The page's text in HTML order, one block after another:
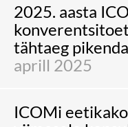
2025. aasta
tähtaeg
aprill 2025
ICOMi